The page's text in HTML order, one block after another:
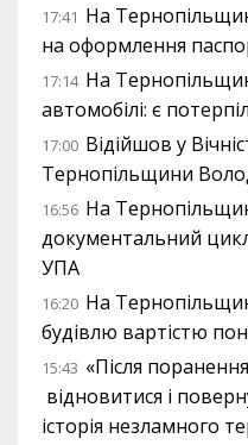
17:41 На
на оформлення
17:14 На
автомобілі: є
17:00 Відійшов у
Тернопільщини
16:56 На
документальний
УПА
16:20 На
будівлю вартістю
15:43 «Після
відновитися і
історія незламного